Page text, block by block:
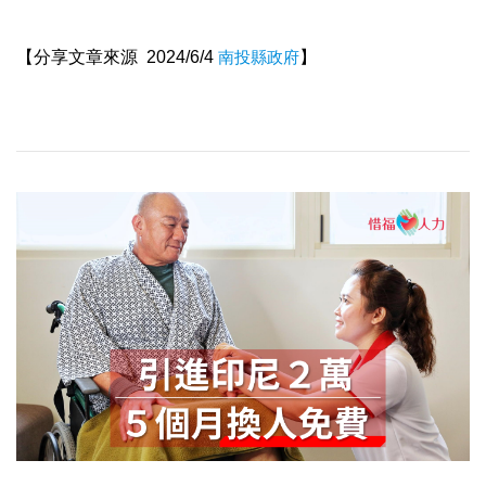
【分享文章來源 2024/6/4 南投縣政府】